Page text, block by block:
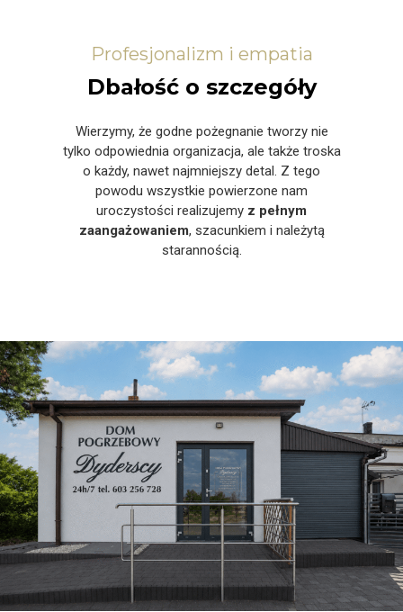
Profesjonalizm i empatia
Dbałość o szczegóły
Wierzymy, że godne pożegnanie tworzy nie
tylko odpowiednia organizacja, ale także troska
o każdy, nawet najmniejszy detal. Z tego
powodu wszystkie powierzone nam
uroczystości realizujemy z pełnym
zaangażowaniem, szacunkiem i należytą
starannością.